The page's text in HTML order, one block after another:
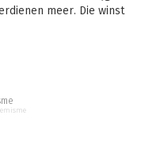
meer. Die winst
van de
en psychische
kwetsuur van het
persoonlijke